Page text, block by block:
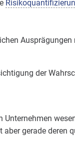
der
gerade deren